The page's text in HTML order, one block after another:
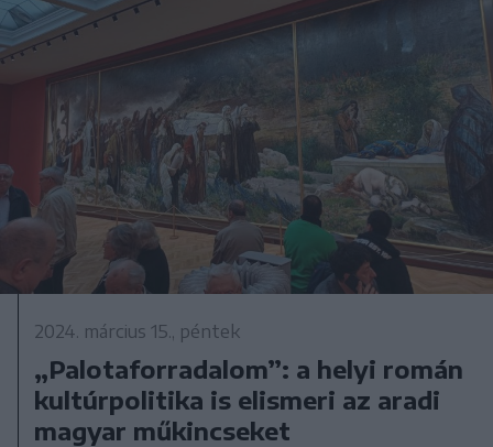
2024. március 15., péntek
„Palotaforradalom”: a helyi román
kultúrpolitika is elismeri az aradi
magyar műkincseket